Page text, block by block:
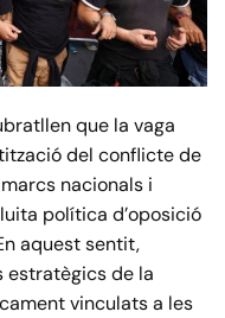
que la vaga
del conflicte de
nacionals i
política d’oposició
aquest sentit,
estratègics de la
vinculats a les